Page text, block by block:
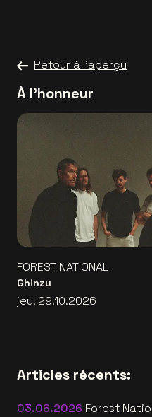
Retour à l'aperçu
À l'honneur
FOREST NATIONAL
Ghinzu
jeu. 29.10.2026
Articles récents:
03.06.2026 Forest